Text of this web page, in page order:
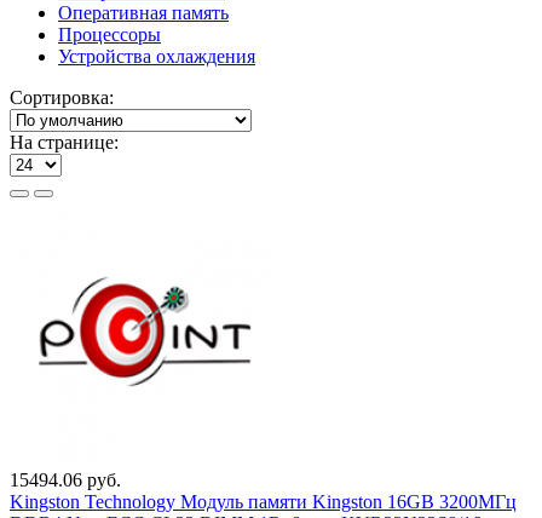
Оперативная память
Процессоры
Устройства охлаждения
Сортировка:
На странице:
15494.06 руб.
Kingston Technology Модуль памяти Kingston 16GB 3200МГц